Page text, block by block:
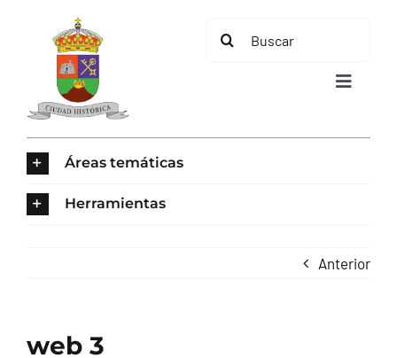
contenido
Buscar:
Toggle
Áreas temáticas
Herramientas
Anterior
web 3